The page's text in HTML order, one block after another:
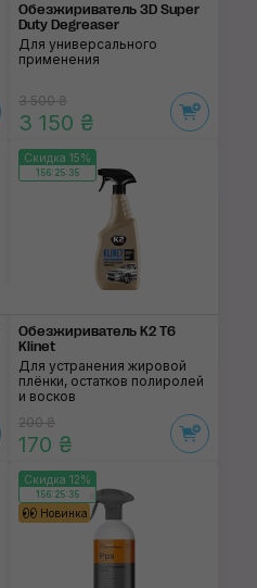
Обезжириватель 3D Super
Duty Degreaser
Для универсального
применения
3 500 ₴
3 150 ₴
Скидка 15%
156:25:35
Обезжириватель K2 T6
Klinet
Для устранения жировой
плёнки, остатков полиролей
и восков
200 ₴
170 ₴
Скидка 12%
156:25:35
Новинка